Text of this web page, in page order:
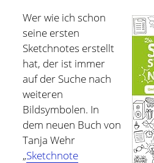
Kontakt
twitter facebook pinterest
paypal
Hildesheim(101)
Infos und Know How
(152)
Besondere Orte(48)
Bücher und Magazine
Haus, Wohnung und Garten
Selbstmanagement(28)
Technik(9)
Wer wie ich schon
seine ersten
Sketchnotes erstellt
hat, der ist immer
auf der Suche nach
weiteren
Bildsymbolen. In
dem neuen Buch von
Tanja Wehr
„Sketchnote